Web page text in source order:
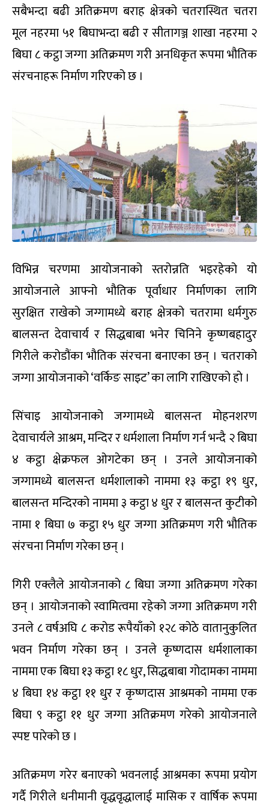
सबैभन्दा बढी अतिक्रमण बराह क्षेत्रको चतरास्थित चतरा
मूल नहरमा ५१ बिघाभन्दा बढी र सीतागञ्ज शाखा नहरमा २
बिघा ८ कट्ठा जग्गा अतिक्रमण गरी अनधिकृत रूपमा भौतिक
संरचनाहरू निर्माण गरिएको छ ।
विभिन्न चरणमा आयोजनाको स्तरोन्नति भइरहेको यो
आयोजनाले आफ्नो भौतिक पूर्वाधार निर्माणका लागि
सुरक्षित राखेको जग्गामध्ये बराह क्षेत्रको चतरामा धर्मगुरु
बालसन्त देवाचार्य र सिद्धबाबा भनेर चिनिने कृष्णबहादुर
गिरीले करोडौंका भौतिक संरचना बनाएका छन् । चतराको
जग्गा आयोजनाको ‘वर्किङ साइट’ का लागि राखिएको हो ।
सिंचाइ आयोजनाको जग्गामध्ये बालसन्त मोहनशरण
देवाचार्यले आश्रम, मन्दिर र धर्मशाला निर्माण गर्न भन्दै २ बिघा
४ कट्ठा क्षेक्रफल ओगटेका छन् । उनले आयोजनाको
जग्गामध्ये बालसन्त धर्मशालाको नाममा १३ कट्ठा १९ धुर,
बालसन्त मन्दिरको नाममा ३ कट्ठा ४ धुर र बालसन्त कुटीको
नामा १ बिघा ७ कट्ठा १५ धुर जग्गा अतिक्रमण गरी भौतिक
संरचना निर्माण गरेका छन् ।
गिरी एक्लैले आयोजनाको ८ बिघा जग्गा अतिक्रमण गरेका
छन् । आयोजनाको स्वामित्वमा रहेको जग्गा अतिक्रमण गरी
उनले ८ वर्षअघि ८ करोड रूपैयाँको १२८ कोठे वातानुकुलित
भवन निर्माण गरेका छन् । उनले कृष्णदास धर्मशालाका
नाममा एक बिघा १३ कट्ठा १८ धुर, सिद्धबाबा गोदामका नाममा
४ बिघा १४ कट्ठा ११ धुर र कृष्णदास आश्रमको नाममा एक
बिघा ९ कट्ठा ११ धुर जग्गा अतिक्रमण गरेको आयोजनाले
स्पष्ट पारेको छ ।
अतिक्रमण गरेर बनाएको भवनलाई आश्रमका रूपमा प्रयोग
गर्दै गिरीले धनीमानी वृद्धवृद्धालाई मासिक र वार्षिक रूपमा